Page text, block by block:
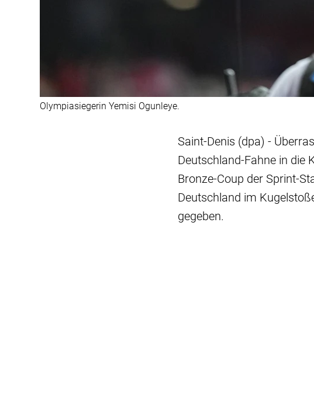
Olympiasiegerin Yemisi Ogunleye.
Saint-Denis (dpa) -
Deutschland-Fahne in die
Bronze-Coup der Sprint-
Deutschland im
gegeben.